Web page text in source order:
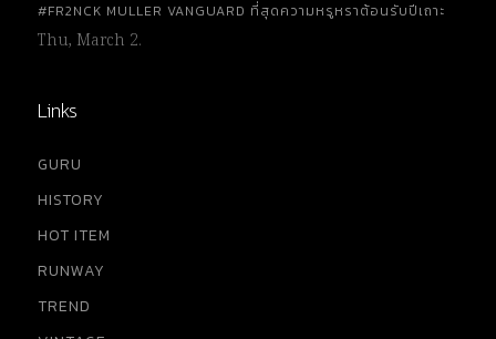
#FR2NCK MULLER VANGUARD ที่สุดความหรูหราต้อนรับปีเถาะ
Thu, March 2.
Links
GURU
HISTORY
HOT ITEM
RUNWAY
TREND